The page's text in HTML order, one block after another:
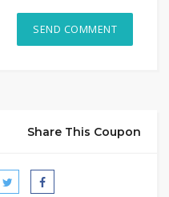
Share This Coupon